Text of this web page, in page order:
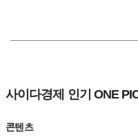
사이다경제 인기 ONE
콘텐츠